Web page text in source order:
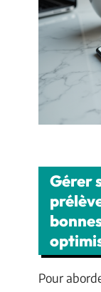
Gérer
Pour